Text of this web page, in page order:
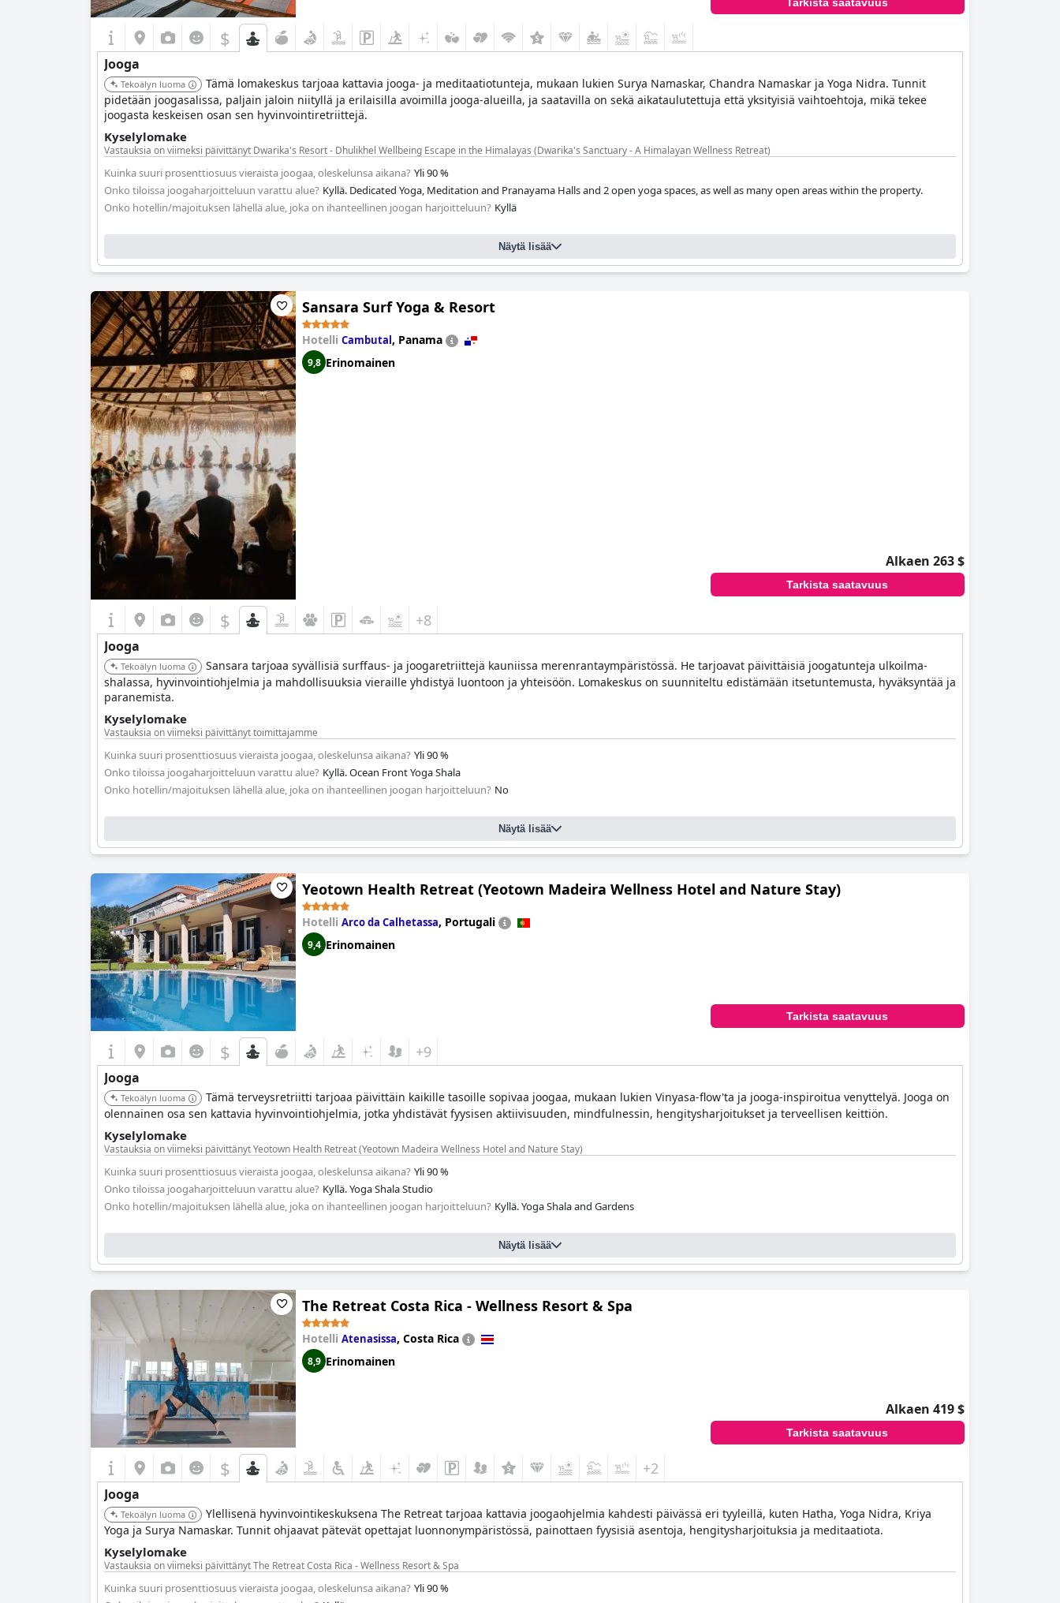
$
Jooga
Tekoälyn luoma
Tämä lomakeskus tarjoaa kattavia jooga- ja meditaatiotunteja, mukaan lukien Surya Namaskar, Chandra Namaskar ja Yoga Nidra. Tunnit
pidetään joogasalissa, paljain jaloin niityllä ja erilaisilla avoimilla jooga-alueilla, ja saatavilla on sekä aikataulutettuja että yksityisiä vaihtoehtoja, mikä tekee
joogasta keskeisen osan sen hyvinvointiretriittejä.
Kyselylomake
Vastauksia on viimeksi päivittänyt Dwarika's Resort - Dhulikhel Wellbeing Escape in the Himalayas (Dwarika's Sanctuary - A Himalayan Wellness Retreat)
Kuinka suuri prosenttiosuus vieraista joogaa, oleskelunsa aikana? Yli 90 %
Onko tiloissa joogaharjoitteluun varattu alue? Kyllä. Dedicated Yoga, Meditation and Pranayama Halls and 2 open yoga spaces, as well as many open areas within the property.
Onko hotellin/majoituksen lähellä alue, joka on ihanteellinen joogan harjoitteluun? Kyllä
Näytä lisää
Sansara Surf Yoga & Resort
Hotelli Cambutal, Panama
9,8 Erinomainen
Alkaen 263 $
Tarkista saatavuus
$ +8
Jooga
Tekoälyn luoma
Sansara tarjoaa syvällisiä surffaus- ja joogaretriittejä kauniissa merenrantaympäristössä. He tarjoavat päivittäisiä joogatunteja ulkoilma-
shalassa, hyvinvointiohjelmia ja mahdollisuuksia vieraille yhdistyä luontoon ja yhteisöön. Lomakeskus on suunniteltu edistämään itsetuntemusta, hyväksyntää ja
paranemista.
Kyselylomake
Vastauksia on viimeksi päivittänyt toimittajamme
Kuinka suuri prosenttiosuus vieraista joogaa, oleskelunsa aikana? Yli 90 %
Onko tiloissa joogaharjoitteluun varattu alue? Kyllä. Ocean Front Yoga Shala
Onko hotellin/majoituksen lähellä alue, joka on ihanteellinen joogan harjoitteluun? Νο
Näytä lisää
Yeotown Health Retreat (Yeotown Madeira Wellness Hotel and Nature Stay)
Hotelli Arco da Calhetassa, Portugali
9,4 Erinomainen
Tarkista saatavuus
$ +9
Jooga
Tekoälyn luoma
Tämä terveysretriitti tarjoaa päivittäin kaikille tasoille sopivaa joogaa, mukaan lukien Vinyasa-flow'ta ja jooga-inspiroitua venyttelyä. Jooga on
olennainen osa sen kattavia hyvinvointiohjelmia, jotka yhdistävät fyysisen aktiivisuuden, mindfulnessin, hengitysharjoitukset ja terveellisen keittiön.
Kyselylomake
Vastauksia on viimeksi päivittänyt Yeotown Health Retreat (Yeotown Madeira Wellness Hotel and Nature Stay)
Kuinka suuri prosenttiosuus vieraista joogaa, oleskelunsa aikana? Yli 90 %
Onko tiloissa joogaharjoitteluun varattu alue? Kyllä. Yoga Shala Studio
Onko hotellin/majoituksen lähellä alue, joka on ihanteellinen joogan harjoitteluun? Kyllä. Yoga Shala and Gardens
Näytä lisää
The Retreat Costa Rica - Wellness Resort & Spa
Hotelli Atenasissa, Costa Rica
8,9 Erinomainen
Alkaen 419 $
Tarkista saatavuus
$ +2
Jooga
Tekoälyn luoma
Ylellisenä hyvinvointikeskuksena The Retreat tarjoaa kattavia joogaohjelmia kahdesti päivässä eri tyyleillä, kuten Hatha, Yoga Nidra, Kriya
Yoga ja Surya Namaskar. Tunnit ohjaavat pätevät opettajat luonnonympäristössä, painottaen fyysisiä asentoja, hengitysharjoituksia ja meditaatiota.
Kyselylomake
Vastauksia on viimeksi päivittänyt The Retreat Costa Rica - Wellness Resort & Spa
Kuinka suuri prosenttiosuus vieraista joogaa, oleskelunsa aikana? Yli 90 %